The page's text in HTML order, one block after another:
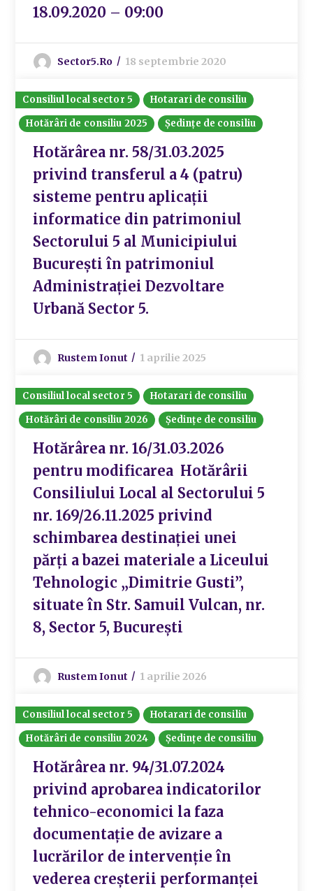
18.09.2020 – 09:00
Sector5.ro 18 septembrie 2020
Consiliul local sector 5
Hotarari de consiliu
Hotărâri de consiliu 2025
Ședințe de consiliu
Hotărârea nr. 58/31.03.2025
privind transferul a 4 (patru)
sisteme pentru aplicații
informatice din patrimoniul
Sectorului 5 al Municipiului
București în patrimoniul
Administrației Dezvoltare
Urbană Sector 5.
Rustem Ionut 1 aprilie 2025
Consiliul local sector 5
Hotarari de consiliu
Hotărâri de consiliu 2026
Ședințe de consiliu
Hotărârea nr. 16/31.03.2026
pentru modificarea Hotărârii
Consiliului Local al Sectorului 5
nr. 169/26.11.2025 privind
schimbarea destinației unei
părți a bazei materiale a Liceului
Tehnologic „Dimitrie Gusti”,
situate în Str. Samuil Vulcan, nr.
8, Sector 5, București
Rustem Ionut 1 aprilie 2026
Consiliul local sector 5
Hotarari de consiliu
Hotărâri de consiliu 2024
Ședințe de consiliu
Hotărârea nr. 94/31.07.2024
privind aprobarea indicatorilor
tehnico-economici la faza
documentație de avizare a
lucrărilor de intervenție în
vederea creșterii performanței